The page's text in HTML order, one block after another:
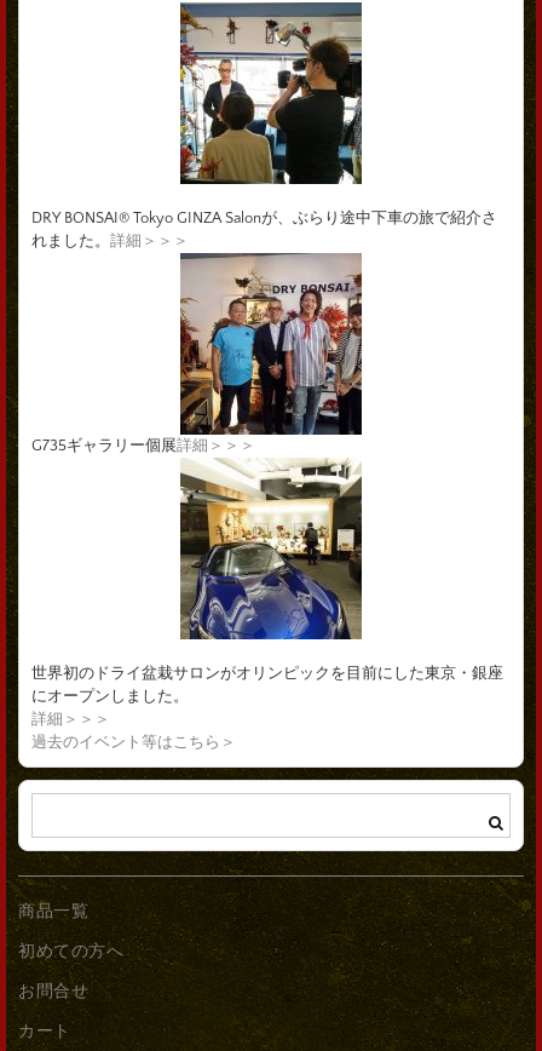
DRY BONSAI® Tokyo GINZA Salonが、ぶらり途中下車の旅で紹介さ
れました。 詳細＞＞＞
G735ギャラリー個展詳細＞＞＞
世界初のドライ盆栽サロンがオリンピックを目前にした東京・銀座
にオープンしました。
詳細＞＞＞
過去のイベント等はこちら＞
商品一覧
初めての方へ
お問合せ
カート